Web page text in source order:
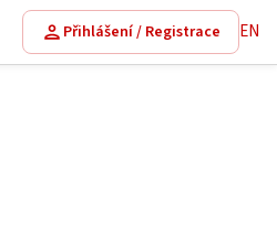
Přihlášení / Registrace EN